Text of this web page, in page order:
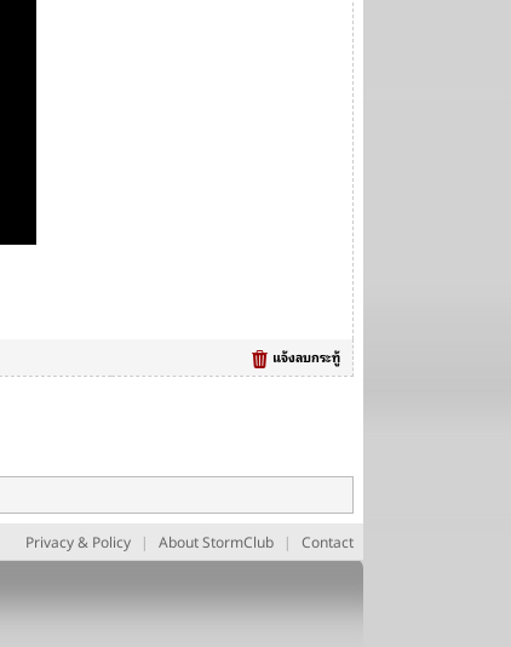
แจ้งลบกระทู้
Privacy & Policy | About StormClub | Contact